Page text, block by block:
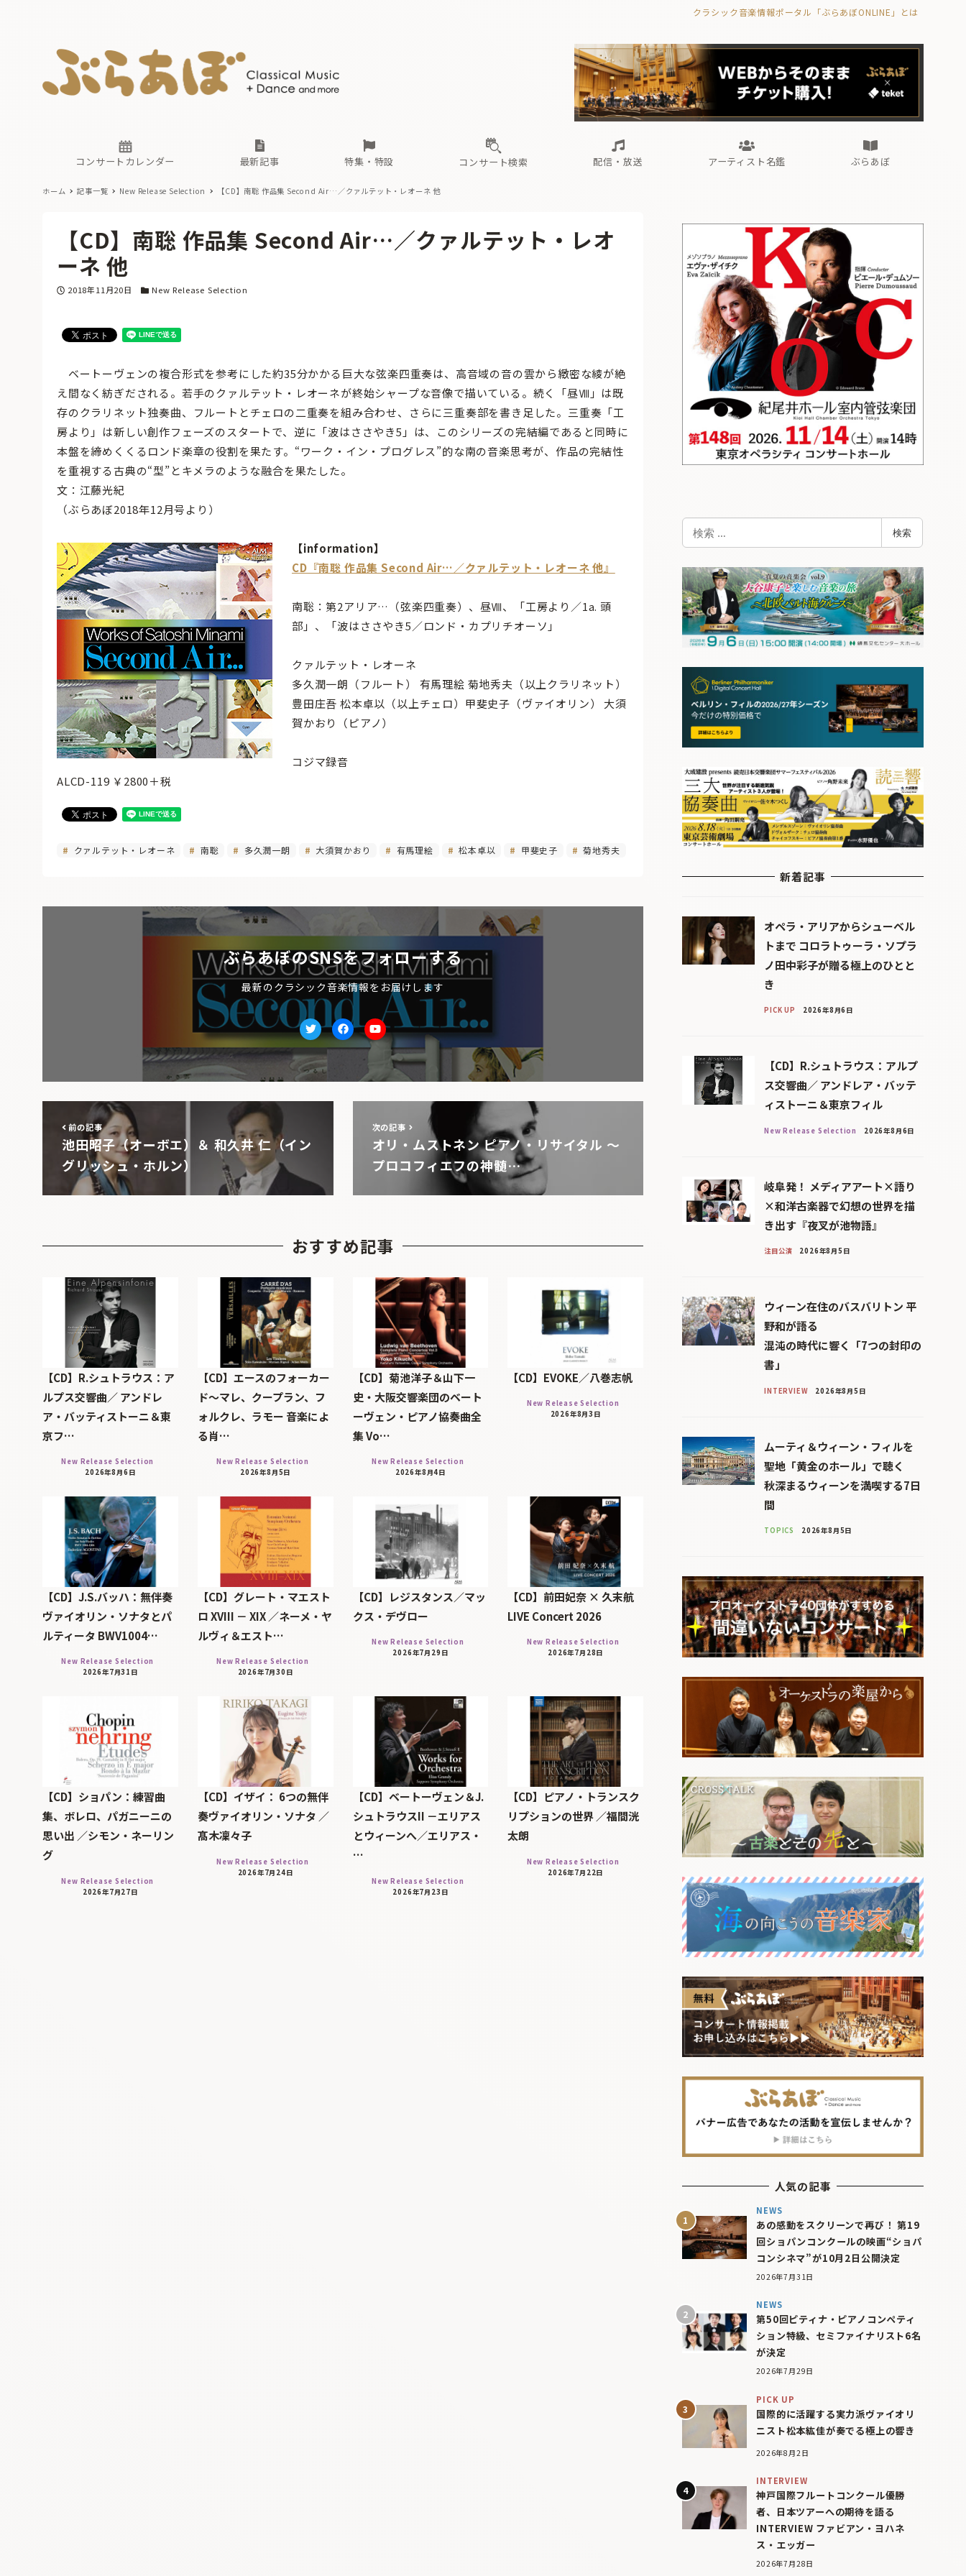
クラシック音楽情報ポータル「ぶらあぼONLINE」とは
コンサートカレンダー 最新記事
オーケストラの楽屋から 海の向こうの音楽家 Aからの眺望 ぶらあぼブラス！
フォルテピアノ・オデッセイ
特集・特設
現場のプロが推す！間違いないオーケストラコンサート
過去の特集
コンサート検索 配信・放送
無料ライブ配信スケジュール 有料ライブ配信スケジュール
アーティスト名鑑
ま ら
ぶらあぼ
古楽とその先と 海の向こうの音楽家 Aからの眺望 ぶらあぼブラス！
フォルテピアノ・オデッセイ
過去の特集
無料ライブ配信スケジュール
あ か さ
ホーム 記事一覧 New Release Selection 【CD】南聡 作品集 Second Air…／クァルテット・レオーネ 他
【CD】南聡 作品集 Second Air…／クァルテット・レオ
ーネ 他
投稿日
2018年11月20日 カテゴリー
New Release Selection
ベートーヴェンの複合形式を参考にした約35分かかる巨大な弦楽四重奏は、高音域の音の雲から緻密な綾が絶
え間なく紡ぎだされる。若手のクァルテット・レオーネが終始シャープな音像で描いている。続く「昼Ⅷ」は既
存のクラリネット独奏曲、フルートとチェロの二重奏を組み合わせ、さらに三重奏部を書き足した。三重奏「工
房より」は新しい創作フェーズのスタートで、逆に「波はささやき5」は、このシリーズの完結編であると同時に
本盤を締めくくるロンド楽章の役割を果たす。“ワーク・イン・プログレス”的な南の音楽思考が、作品の完結性
を重視する古典の“型”とキメラのような融合を果たした。
文：江藤光紀
（ぶらあぼ2018年12月号より）
【information】
CD『南聡 作品集 Second Air…／クァルテット・レオーネ 他』
南聡：第2アリア…（弦楽四重奏）、昼Ⅷ、「工房より／1a. 頭
部」、「波はささやき5／ロンド・カプリチオーソ」
クァルテット・レオーネ
多久潤一朗（フルート） 有馬理絵 菊地秀夫（以上クラリネット）
豊田庄吾 松本卓以（以上チェロ）甲斐史子（ヴァイオリン） 大須
賀かおり（ピアノ）
コジマ録音
ALCD-119 ￥2800＋税
クァルテット・レオーネ 南聡 多久潤一朗 大須賀かおり 有馬理絵 松本卓以 甲斐史子 菊地秀夫
ぶらあぼのSNSをフォローする
最新のクラシック音楽情報をお届けします
TwitterfacebookYoutube
前の記事
池田昭子（オーボエ）＆ 和久井 仁（イン
グリッシュ・ホルン）
次の記事
オリ・ムストネン ピアノ・リサイタル 〜
プロコフィエフの神髄…
おすすめ記事
【CD】R.シュトラウス：ア
ルプス交響曲／ アンドレ
ア・バッティストーニ＆東
京フ…
New Release Selection
2026年8月6日
【CD】エースのフォーカー
ド～マレ、クープラン、フ
ォルクレ、ラモー 音楽によ
る肖…
New Release Selection
2026年8月5日
【CD】菊池洋子＆山下一
史・大阪交響楽団のベート
ーヴェン・ピアノ協奏曲全
集 Vo…
New Release Selection
2026年8月4日
【CD】EVOKE／八巻志帆
New Release Selection
2026年8月3日
【CD】J.S.バッハ：無伴奏
ヴァイオリン・ソナタとパ
ルティータ BWV1004…
New Release Selection
2026年7月31日
【CD】グレート・マエスト
ロ XVIII － XIX ／ネーメ・ヤ
ルヴィ＆エスト…
New Release Selection
2026年7月30日
【CD】レジスタンス／マッ
クス・デヴロー
New Release Selection
2026年7月29日
【CD】前田妃奈 × 久末航
LIVE Concert 2026
New Release Selection
2026年7月28日
【CD】ショパン：練習曲
集、ボレロ、パガニーニの
思い出 ／シモン・ネーリン
グ
New Release Selection
2026年7月27日
【CD】イザイ： 6つの無伴
奏ヴァイオリン・ソナタ ／
髙木凜々子
New Release Selection
2026年7月24日
【CD】ベートーヴェン＆J.
シュトラウスII －エリアス
とウィーンへ／エリアス・
…
New Release Selection
2026年7月23日
【CD】ピアノ・トランスク
リプションの世界 ／福間洸
太朗
New Release Selection
2026年7月22日
検
索
検索
新着記事
オペラ・アリアからシューベル
トまで コロラトゥーラ・ソプラ
ノ田中彩子が贈る極上のひとと
き
PICK UP 2026年8月6日
【CD】R.シュトラウス：アルプ
ス交響曲／ アンドレア・バッテ
ィストーニ＆東京フィル
New Release Selection 2026年8月6日
岐阜発！ メディアアート×語り
×和洋古楽器で幻想の世界を描
き出す『夜叉が池物語』
注目公演 2026年8月5日
ウィーン在住のバスバリトン 平
野和が語る
混沌の時代に響く「7つの封印の
書」
INTERVIEW 2026年8月5日
ムーティ＆ウィーン・フィルを
聖地「黄金のホール」で聴く
秋深まるウィーンを満喫する7日
間
TOPICS 2026年8月5日
人気の記事
NEWS
あの感動をスクリーンで再び！ 第19
回ショパンコンクールの映画“ショパ
コンシネマ”が10月2日公開決定
2026年7月31日
NEWS
第50回ピティナ・ピアノコンペティ
ション特級、セミファイナリスト6名
が決定
2026年7月29日
PICK UP
国際的に活躍する実力派ヴァイオリ
ニスト松本紘佳が奏でる極上の響き
2026年8月2日
INTERVIEW
神戸国際フルートコンクール優勝
者、日本ツアーへの期待を語る
INTERVIEW ファビアン・ヨハネ
ス・エッガー
2026年7月28日